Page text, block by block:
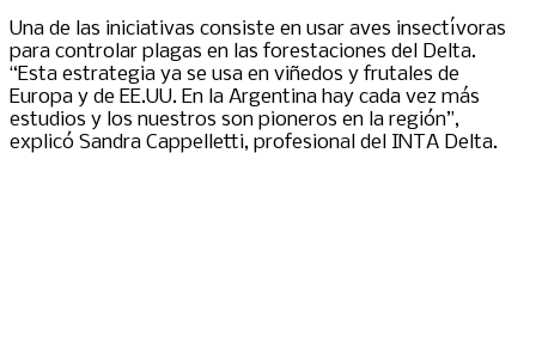
Una de las iniciativas consiste en usar aves insectívoras
para controlar plagas en las forestaciones del Delta.
“Esta estrategia ya se usa en viñedos y frutales de
Europa y de EE.UU. En la Argentina hay cada vez más
estudios y los nuestros son pioneros en la región”,
explicó Sandra Cappelletti, profesional del INTA Delta.